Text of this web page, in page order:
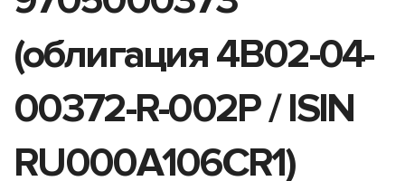
(облигация 4B02-04-
00372-R-002P / ISIN
RU000A106CR1)